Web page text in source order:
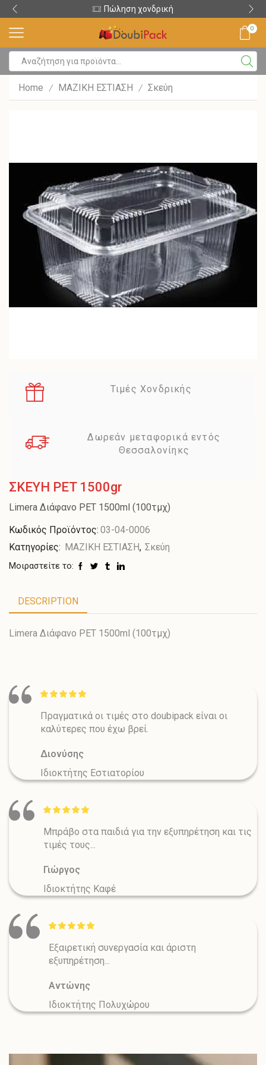
Πώληση χονδρική
0
Home / ΜΑΖΙΚΗ ΕΣΤΙΑΣΗ / Σκεύη
Τιμές Χονδρικής
Δωρεάν μεταφορικά εντός
Θεσσαλονίηκς
ΣΚΕΥΗ PET 1500gr
Limera Διάφανο PET 1500ml (100τμχ)
Κωδικός Προϊόντος: 03-04-0006
Κατηγορίες: ΜΑΖΙΚΗ ΕΣΤΙΑΣΗ, Σκεύη
Μοιραστείτε το:
DESCRIPTION
Limera Διάφανο PET 1500ml (100τμχ)
Πραγματικά οι τιμές στο doubipack είναι οι
καλύτερες που έχω βρεί.
Διονύσης
Ιδιοκτήτης Εστιατορίου
Μπράβο στα παιδιά για την εξυπηρέτηση και τις
τιμές τους...
Γιώργος
Ιδιοκτήτης Καφέ
Εξαιρετική συνεργασία και άριστη
εξυπηρέτηση...
Αντώνης
Ιδιοκτήτης Πολυχώρου